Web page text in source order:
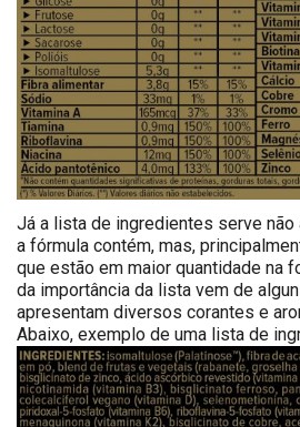
Já a lista de ingredientes serve não
a fórmula contém, mas,
que estão em maior quantidade na
da importância da lista vem de
apresentam diversos corantes e
Abaixo, exemplo de uma lista de